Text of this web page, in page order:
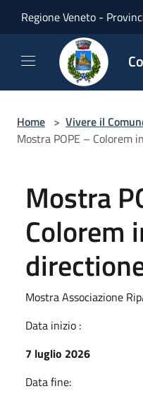
Regione Veneto -
Home > Vivere il
Mostra POPE – Colorem
Mostra
Colorem
Mostra Associazione
Data inizio :
7 luglio 2026
Data fine: